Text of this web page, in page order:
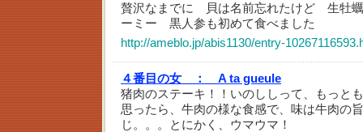
贅沢なまでに 貝は名前忘れたけど 生牡蠣
ーミー 黒人参も初めて食べました
http://ameblo.jp/abis1130/entry-
４番目の女 ：
A ta gueule
猪肉のステーキ！！いのししって、もっと
思ったら、牛肉の様な食感で、味は牛肉の
じ。。。とにかく、ウマウマ！